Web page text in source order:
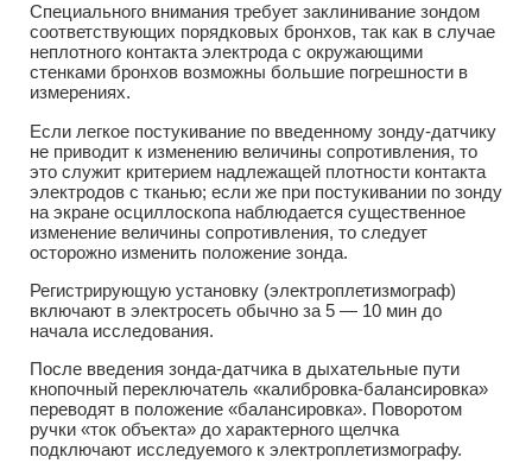
Специального внимания требует заклинивание зондом
соответствующих порядковых бронхов, так как в случае
неплотного контакта электрода с окружающими
стенками бронхов возможны большие погрешности в
измерениях.
Если легкое постукивание по введенному зонду-датчику
не приводит к изменению величины сопротивления, то
это служит критерием надлежащей плотности контакта
электродов с тканью; если же при постукивании по зонду
на экране осциллоскопа наблюдается существенное
изменение величины сопротивления, то следует
осторожно изменить положение зонда.
Регистрирующую установку (электроплетизмограф)
включают в электросеть обычно за 5 — 10 мин до
начала исследования.
После введения зонда-датчика в дыхательные пути
кнопочный переключатель «калибровка-балансировка»
переводят в положение «балансировка». Поворотом
ручки «ток объекта» до характерного щелчка
подключают исследуемого к электроплетизмографу.